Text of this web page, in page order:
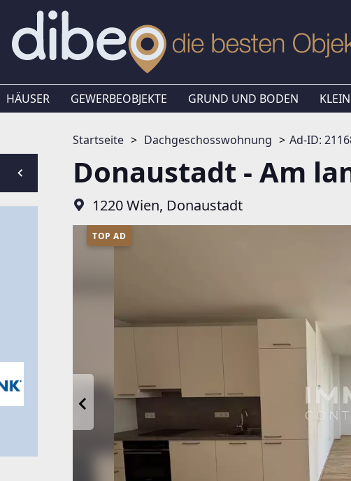
HÄUSER GEWERBEOBJEKTE GRUND UND BODEN
Startseite Dachgeschosswohnung Ad-ID:
Donaustadt - Am
1220 Wien, Donaustadt
TOP AD